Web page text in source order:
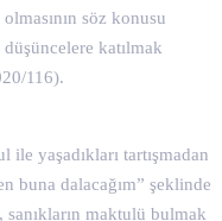
söz konusu
katılmak
116).
ile yaşadıkları tartışmadan
buna dalacağım” şeklinde
maktulü bulmak